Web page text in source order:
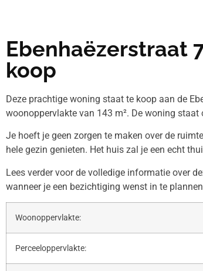
Ebenhaëzerstraat
koop
Deze prachtige woning staat te koop aan de
woonoppervlakte van 143 m². De woning staat
Je hoeft je geen zorgen te maken over de
hele gezin genieten. Het huis zal je een echt
Lees verder voor de volledige informatie over
wanneer je een bezichtiging wenst in te
Woonoppervlakte:
Perceeloppervlakte: